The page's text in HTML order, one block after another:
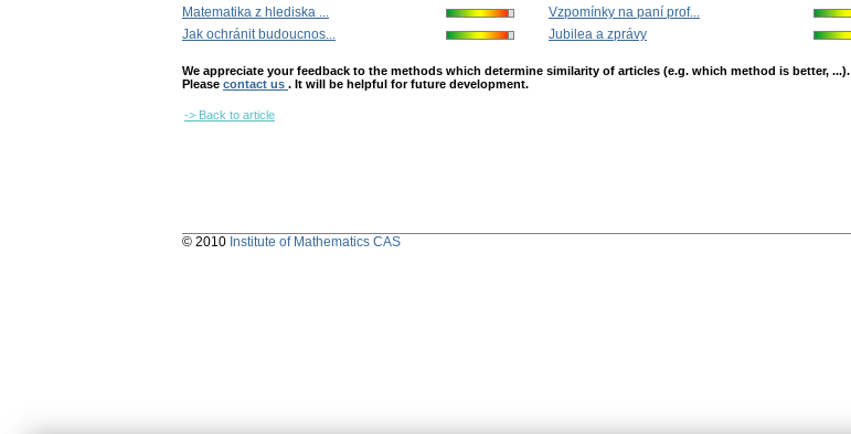
Matematika z hlediska ...
Jak ochránit budoucnos...
Vzpomínky na paní prof...
Jubilea a zprávy
We appreciate your feedback to the methods which determine similarity of articles (e.g. which method is better, ...).
Please contact us . It will be helpful for future development.
-> Back to article
© 2010 Institute of Mathematics CAS